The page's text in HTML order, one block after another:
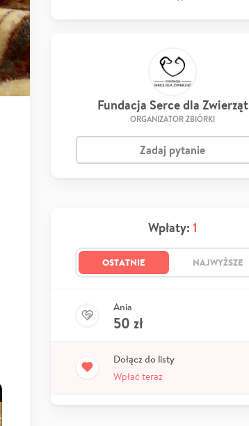
Fundacja Serce dla Zwierząt
ORGANIZATOR ZBIÓRKI
Zadaj pytanie
Wpłaty: 1
OSTATNIE NAJWYŻSZE
Ania
50 zł
Dołącz do listy
Wpłać teraz